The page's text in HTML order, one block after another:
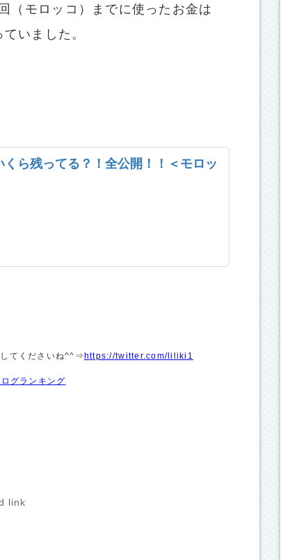
（モロッコ）までに使ったお金は
ていました。
ら残ってる？！全公開！！＜モロッ
てくださいね^^⇒ https://twitter.com/liliki1
グランキング
link